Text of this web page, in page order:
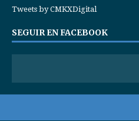
Tweets by CMKXDigital
SEGUIR EN FACEBOOK